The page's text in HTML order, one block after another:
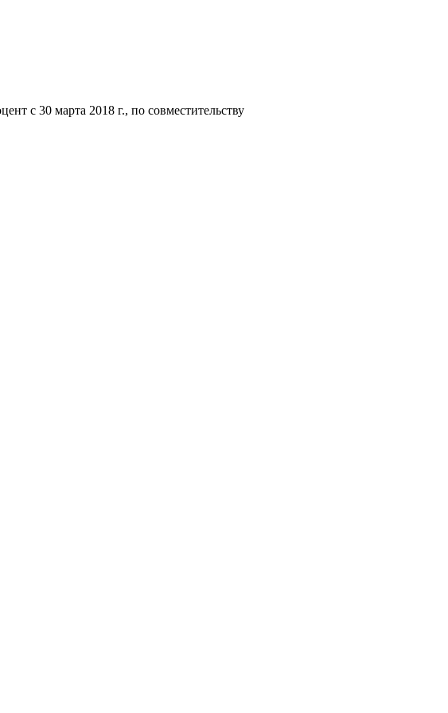
с 30 марта 2018 г., по совместительству